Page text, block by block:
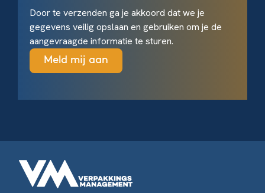
Door te verzenden ga je akkoord dat we je
gegevens veilig opslaan en gebruiken om je de
aangevraagde informatie te sturen.